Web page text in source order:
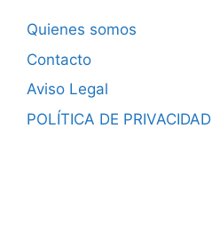
Quienes somos
Contacto
Aviso Legal
POLÍTICA DE PRIVACIDAD